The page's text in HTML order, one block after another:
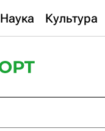
Наука Культура